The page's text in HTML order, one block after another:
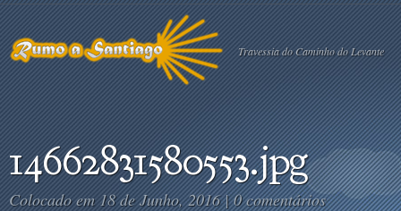
Travessia do Caminho do Levante
14662831580553.jpg
Colocado em 18 de Junho, 2016 |0 comentários